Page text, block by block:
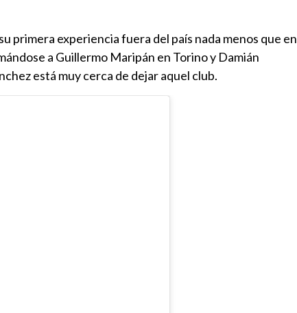
primera experiencia fuera del país nada menos que en
a Guillermo Maripán en Torino y Damián
está muy cerca de dejar aquel club.